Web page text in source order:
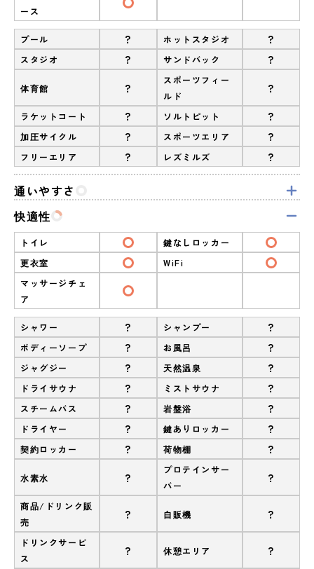
ース
プール ? ホットスタジオ ?
スタジオ ? サンドバック ?
体育館 ?
スポーツフィー
ルド
?
ラケットコート ? ソルトピット ?
加圧サイクル ? スポーツエリア ?
フリーエリア ? レズミルズ ?
通いやすさ
快適性
トイレ
鍵なしロッカー
更衣室
WiFi
マッサージチェ
ア
シャワー ? シャンプー ?
ボディーソープ ? お風呂 ?
ジャグジー ? 天然温泉 ?
ドライサウナ ? ミストサウナ ?
スチームバス ? 岩盤浴 ?
ドライヤー ? 鍵ありロッカー ?
契約ロッカー ? 荷物棚 ?
水素水 ?
プロテインサー
バー
?
商品/ドリンク販
売
? 自販機 ?
ドリンクサービ
ス
? 休憩エリア ?